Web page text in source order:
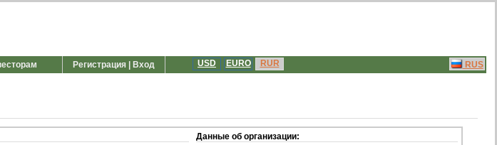
Регистрация | Вход RUS
USD EURO RUR
Данные об организации: